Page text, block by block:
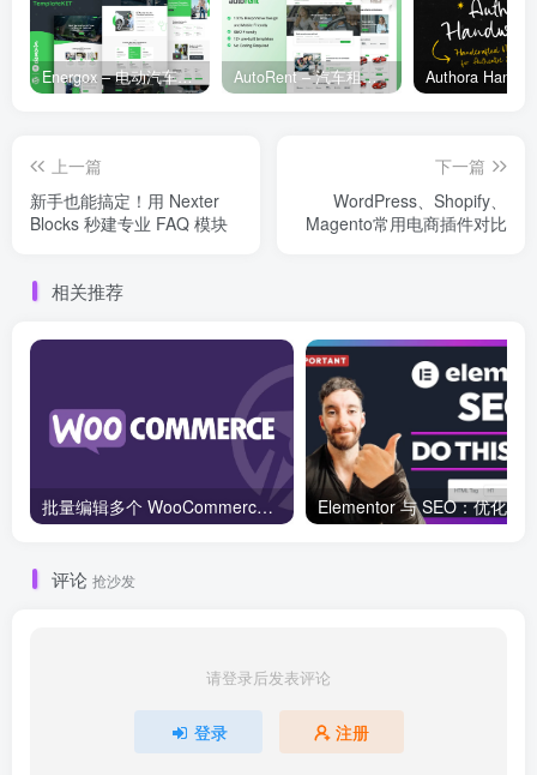
Energox – 电动汽车充电站 Elementor 模板套件 AutoRent – 汽车租赁服务 Elementor 模板套件
上一篇
新手也能搞定！用 Nexter
Blocks 秒建专业 FAQ 模块
下一篇
WordPress、Shopify、
Magento常用电商插件对比
相关推荐
批量编辑多个 WooCommerce 产品变体价格的 2 个方法？
评论 抢沙发
请登录后发表评论
登录 注册